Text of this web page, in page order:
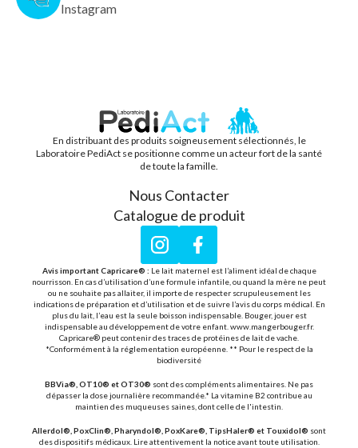
Instagram
PEDIACT
En distribuant des produits soigneusement sélectionnés, le
Laboratoire PediAct se positionne comme un acteur fort de la santé
de toute la famille.
Nous Contacter
Catalogue de produit
InstagramFacebook
Avis important Capricare® : Le lait maternel est l’aliment idéal de chaque
nourrisson. En cas d’utilisation d’une formule infantile, ou quand la mère ne peut
ou ne souhaite pas allaiter, il importe de respecter scrupuleusement les
indications de préparation et d’utilisation et de suivre l’avis du corps médical. En
plus du lait, l’eau est la seule boisson indispensable. Bouger, jouer est
indispensable au développement de votre enfant. www.mangerbouger.fr.
Capricare® peut contenir des traces de protéines de lait de vache.
*Conformément à la réglementation européenne. ** Pour le respect de la
biodiversité
BBVia®, OT10® et OT30® sont des compléments alimentaires. Ne pas
dépasser la dose journalière recommandée.* La vitamine B2 contribue au
maintien des muqueuses saines, dont celle de l'intestin.
Allerdol®, PoxClin®, Pharyndol®, PoxKare®, TipsHaler® et Touxidol® sont
des dispositifs médicaux. Lire attentivement la notice avant toute utilisation.